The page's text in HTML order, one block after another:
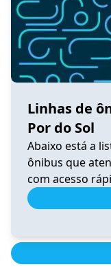
Linhas de
Por do Sol
Abaixo está a
ônibus que
com acesso
informações
Itinerário 0.020
Ver horários
Ceilândia –